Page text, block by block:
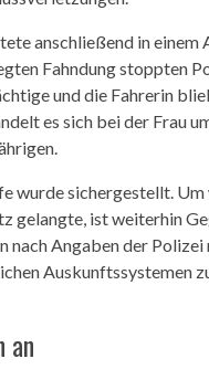
anschließend in einem
Fahndung stoppten
und die Fahrerin
es sich bei der Frau
wurde sichergestellt.
gelangte, ist weiterhin
nach Angaben der
Auskunftssystemen
an